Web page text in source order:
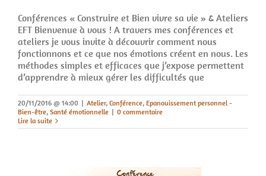
Conférences « Construire et Bien vivre sa vie » & Ateliers
EFT Bienvenue à vous ! A travers mes conférences et
ateliers je vous invite à découvrir comment nous
fonctionnons et ce que nos émotions créent en nous. Les
méthodes simples et efficaces que j’expose permettent
d’apprendre à mieux gérer les difficultés que
20/11/2016 @ 14:00 | Atelier, Conférence, Epanouissement personnel -
Bien-être, Santé émotionnelle | 0 commentaire
Lire la suite